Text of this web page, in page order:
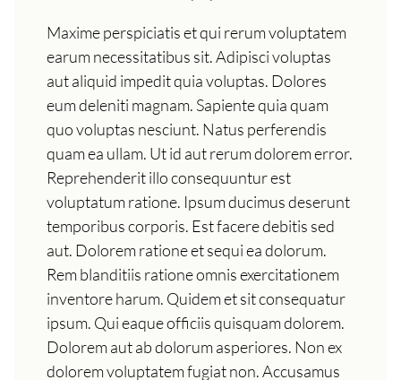
Maxime perspiciatis et qui rerum voluptatem
earum necessitatibus sit. Adipisci voluptas
aut aliquid impedit quia voluptas. Dolores
eum deleniti magnam. Sapiente quia quam
quo voluptas nesciunt. Natus perferendis
quam ea ullam. Ut id aut rerum dolorem error.
Reprehenderit illo consequuntur est
voluptatum ratione. Ipsum ducimus deserunt
temporibus corporis. Est facere debitis sed
aut. Dolorem ratione et sequi ea dolorum.
Rem blanditiis ratione omnis exercitationem
inventore harum. Quidem et sit consequatur
ipsum. Qui eaque officiis quisquam dolorem.
Dolorem aut ab dolorum asperiores. Non ex
dolorem voluptatem fugiat non. Accusamus